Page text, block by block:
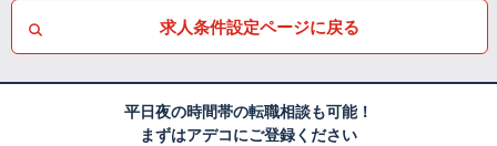
求人条件設定ページに戻る
平日夜の時間帯の転職相談も可能！
まずはアデコにご登録ください